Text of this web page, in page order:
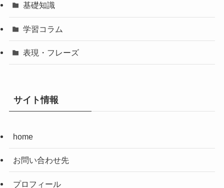
基礎知識
学習コラム
表現・フレーズ
サイト情報
home
お問い合わせ先
プロフィール